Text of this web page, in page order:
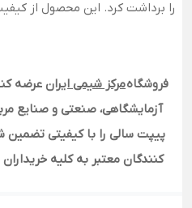
را برداشت کرد. این محصول از
فروشگاهمرکز شیمی ایران عرضه
آزمایشگاهی، صنعتی و صنایع
پیپت سالی را با کیفیتی تضمین
کنندگان معتبر به کلیه